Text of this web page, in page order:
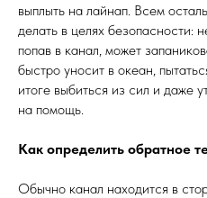
выплыть на лайнап. Всем
делать в целях безопасности:
попав в канал, может
быстро уносит в океан,
итоге выбиться из сил и даже
на помощь.
Как определить обратное
Обычно канал находится в